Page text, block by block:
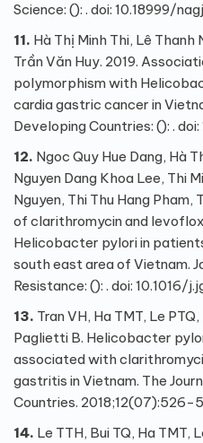
Science: (): . doi: 10.18999/
11. Hà Thị Minh Thi, Lê Thanh
Trần Văn Huy. 2019.
polymorphism with
cardia gastric cancer in
Developing Countries: (): .
12. Ngoc Quy Hue Dang, Hà
Nguyen Dang Khoa Lee, Thi
Nguyen, Thi Thu Hang Pham,
of clarithromycin and
Helicobacter pylori in
south east area of Vietnam.
Resistance: (): . doi: 10.1016/
13. Tran VH, Ha TMT, Le
Paglietti B. Helicobacter
associated with
gastritis in Vietnam. The
Countries. 2018;12(07):526-
14. Le TTH, Bui TQ, Ha TMT,